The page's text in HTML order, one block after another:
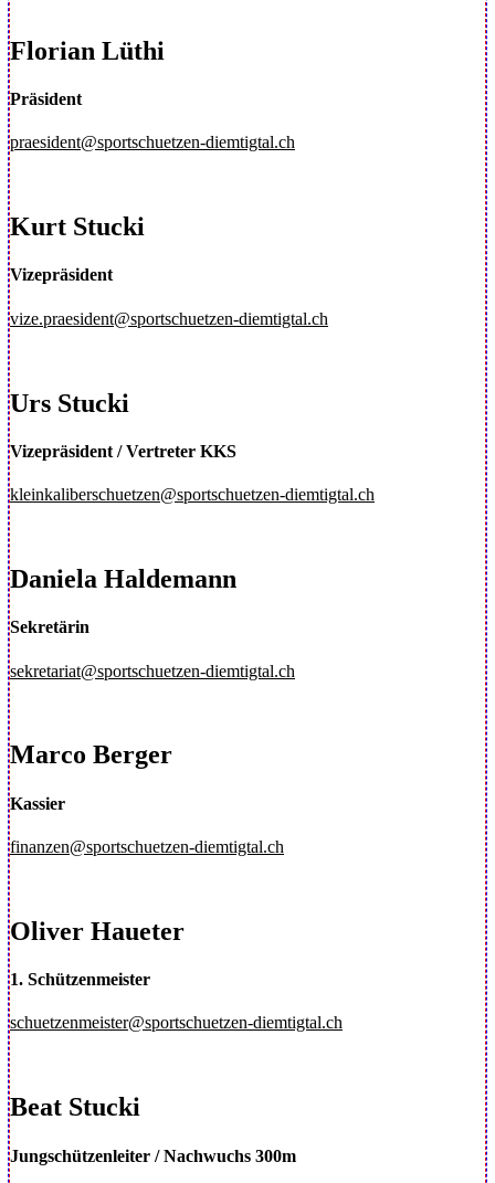
Florian Lüthi
Präsident
praesident@sportschuetzen-diemtigtal.ch
Kurt Stucki
Vizepräsident
vize.praesident@sportschuetzen-diemtigtal.ch
Urs Stucki
Vizepräsident / Vertreter KKS
kleinkaliberschuetzen@sportschuetzen-diemtigtal.ch
Daniela Haldemann
Sekretärin
sekretariat@sportschuetzen-diemtigtal.ch
Marco Berger
Kassier
finanzen@sportschuetzen-diemtigtal.ch
Oliver Haueter
1. Schützenmeister
schuetzenmeister@sportschuetzen-diemtigtal.ch
Beat Stucki
Jungschützenleiter / Nachwuchs 300m